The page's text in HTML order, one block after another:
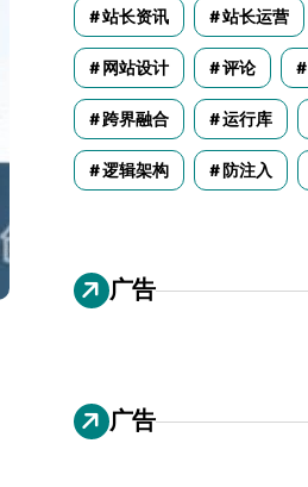
站长资讯 站长运营
网站设计 评论
跨界融合 运行库
逻辑架构 防注入
广告
广告